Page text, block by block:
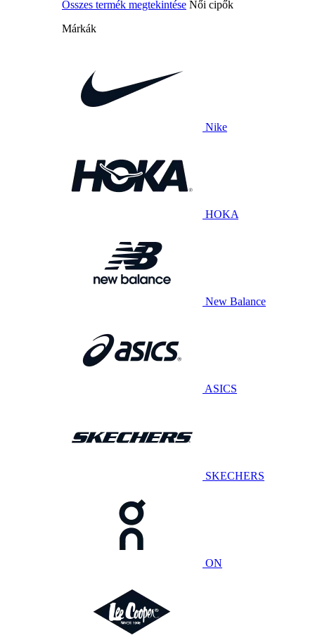
Összes termék megtekintése Női cipők
Márkák
Nike
HOKA
New Balance
ASICS
SKECHERS
ON